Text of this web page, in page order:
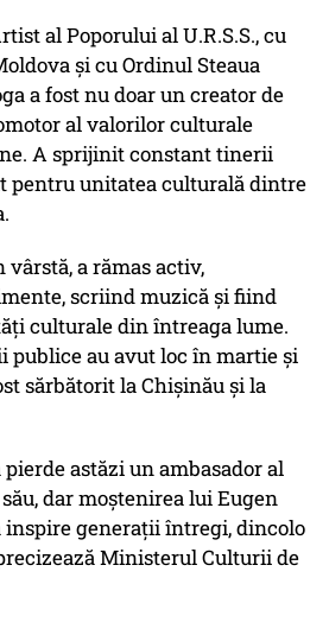
al Poporului al U.R.S.S., cu
și cu Ordinul Steaua
a fost nu doar un creator de
al valorilor culturale
A sprijinit constant tinerii
pentru unitatea culturală dintre
a rămas activ,
scriind muzică și fiind
culturale din întreaga lume.
publice au avut loc în martie și
sărbătorit la Chișinău și la
astăzi un ambasador al
dar moștenirea lui Eugen
inspire generații întregi, dincolo
Ministerul Culturii de